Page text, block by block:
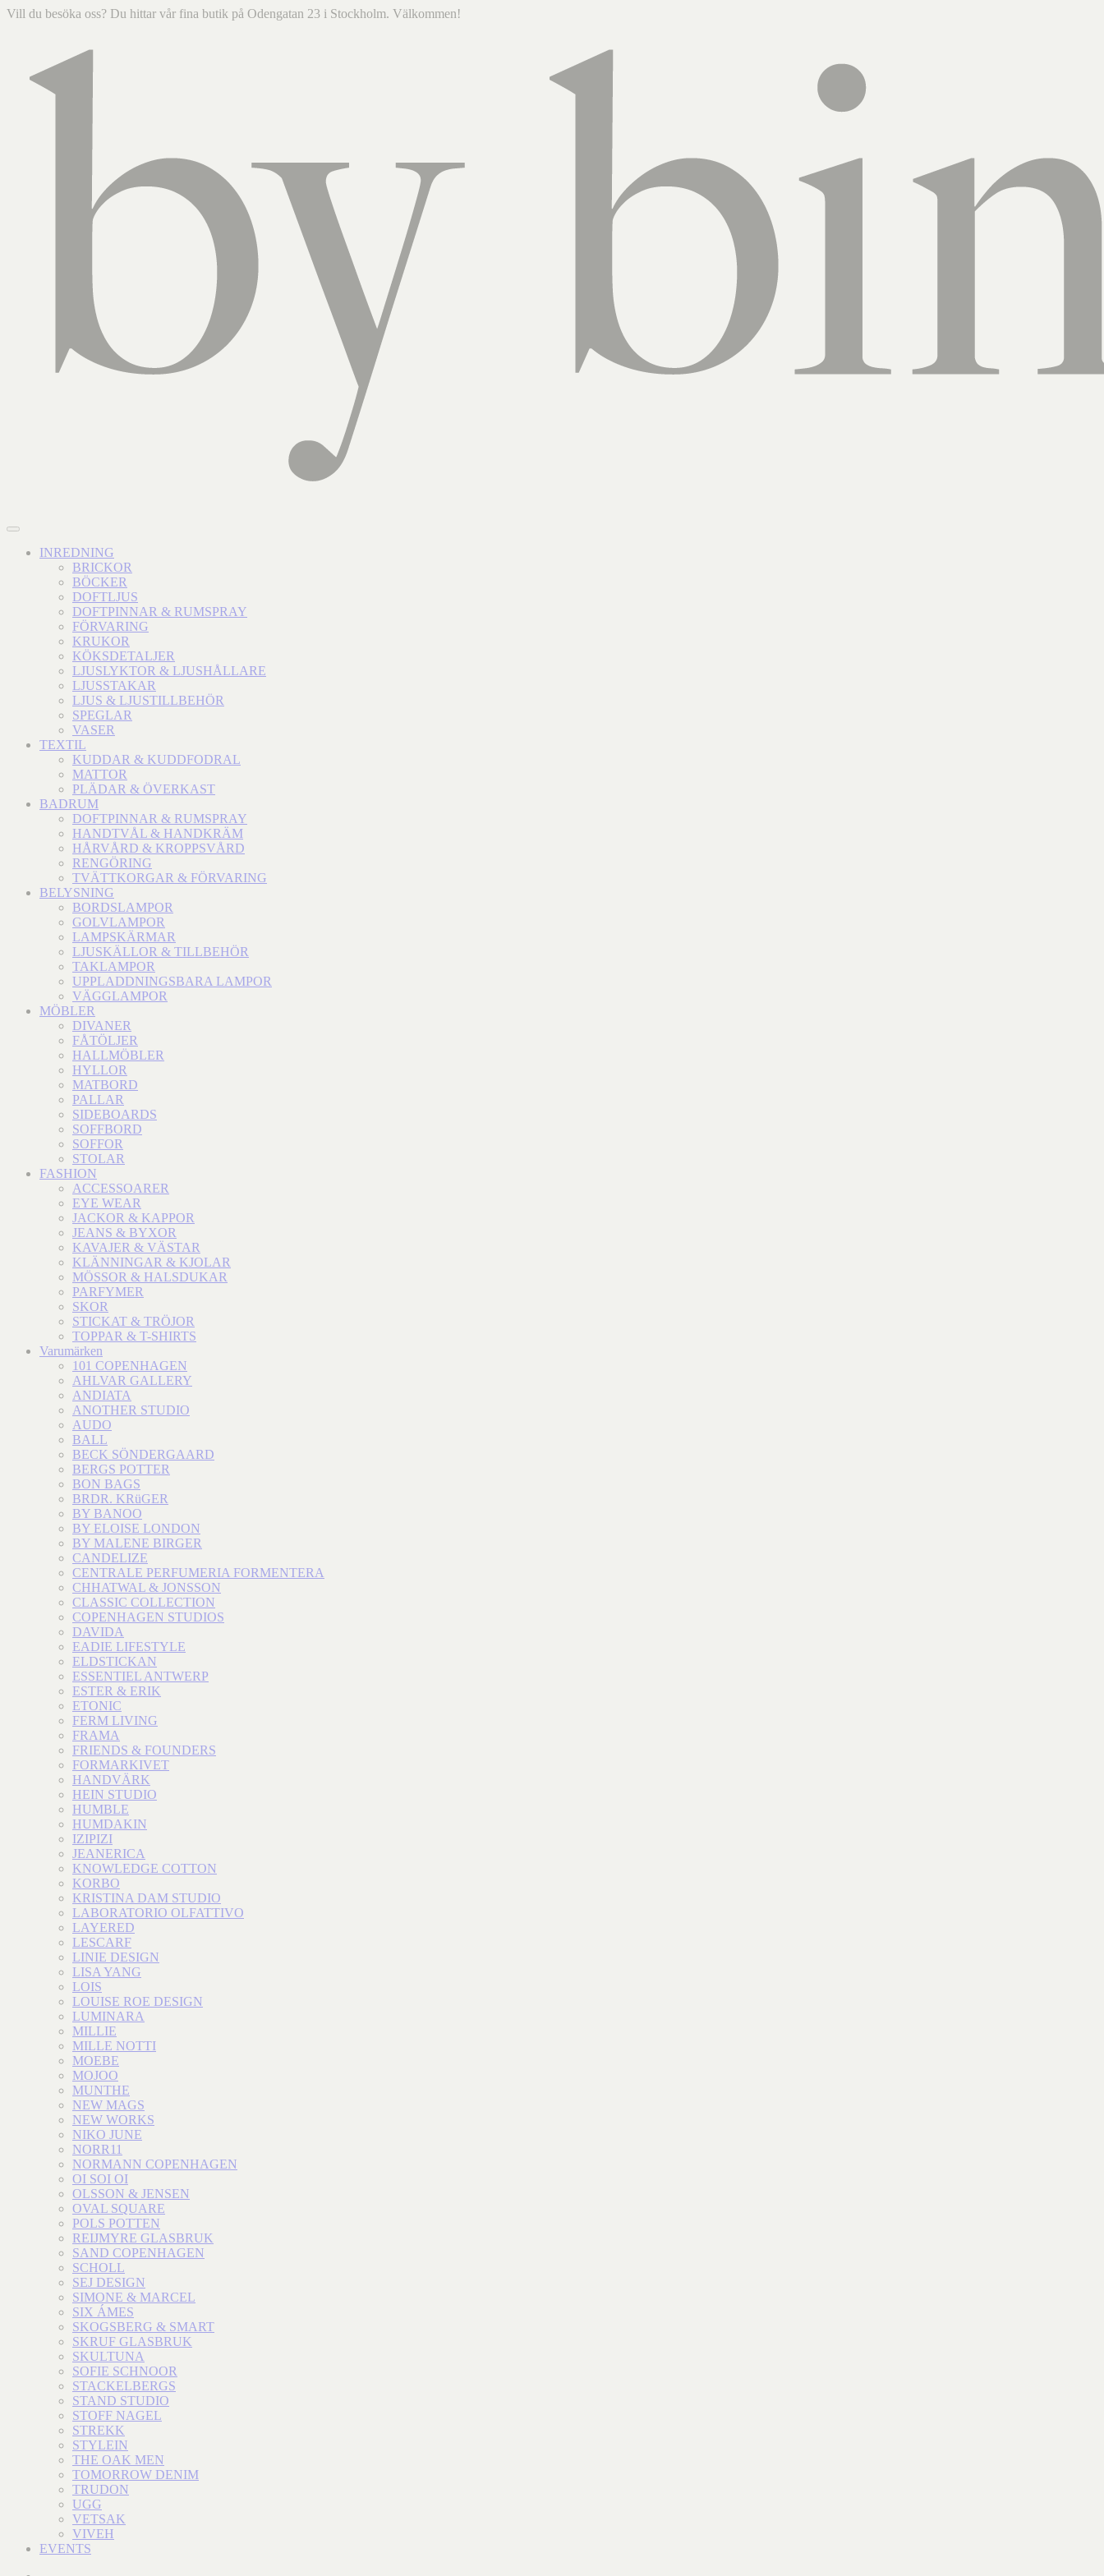
Vill du besöka oss? Du hittar vår fina butik på Odengatan 23 i Stockholm. Välkommen!
INREDNING
BRICKOR
BÖCKER
DOFTLJUS
DOFTPINNAR & RUMSPRAY
FÖRVARING
KRUKOR
KÖKSDETALJER
LJUSLYKTOR & LJUSHÅLLARE
LJUSSTAKAR
LJUS & LJUSTILLBEHÖR
SPEGLAR
VASER
TEXTIL
KUDDAR & KUDDFODRAL
MATTOR
PLÄDAR & ÖVERKAST
BADRUM
DOFTPINNAR & RUMSPRAY
HANDTVÅL & HANDKRÄM
HÅRVÅRD & KROPPSVÅRD
RENGÖRING
TVÄTTKORGAR & FÖRVARING
BELYSNING
BORDSLAMPOR
GOLVLAMPOR
LAMPSKÄRMAR
LJUSKÄLLOR & TILLBEHÖR
TAKLAMPOR
UPPLADDNINGSBARA LAMPOR
VÄGGLAMPOR
MÖBLER
DIVANER
FÅTÖLJER
HALLMÖBLER
HYLLOR
MATBORD
PALLAR
SIDEBOARDS
SOFFBORD
SOFFOR
STOLAR
FASHION
ACCESSOARER
EYE WEAR
JACKOR & KAPPOR
JEANS & BYXOR
KAVAJER & VÄSTAR
KLÄNNINGAR & KJOLAR
MÖSSOR & HALSDUKAR
PARFYMER
SKOR
STICKAT & TRÖJOR
TOPPAR & T-SHIRTS
Varumärken
101 COPENHAGEN
AHLVAR GALLERY
ANDIATA
ANOTHER STUDIO
AUDO
BALL
BECK SÖNDERGAARD
BERGS POTTER
BON BAGS
BRDR. KRüGER
BY BANOO
BY ELOISE LONDON
BY MALENE BIRGER
CANDELIZE
CENTRALE PERFUMERIA FORMENTERA
CHHATWAL & JONSSON
CLASSIC COLLECTION
COPENHAGEN STUDIOS
DAVIDA
EADIE LIFESTYLE
ELDSTICKAN
ESSENTIEL ANTWERP
ESTER & ERIK
ETONIC
FERM LIVING
FRAMA
FRIENDS & FOUNDERS
FORMARKIVET
HANDVÄRK
HEIN STUDIO
HUMBLE
HUMDAKIN
IZIPIZI
JEANERICA
KNOWLEDGE COTTON
KORBO
KRISTINA DAM STUDIO
LABORATORIO OLFATTIVO
LAYERED
LESCARF
LINIE DESIGN
LISA YANG
LOIS
LOUISE ROE DESIGN
LUMINARA
MILLIE
MILLE NOTTI
MOEBE
MOJOO
MUNTHE
NEW MAGS
NEW WORKS
NIKO JUNE
NORR11
NORMANN COPENHAGEN
OI SOI OI
OLSSON & JENSEN
OVAL SQUARE
POLS POTTEN
REIJMYRE GLASBRUK
SAND COPENHAGEN
SCHOLL
SEJ DESIGN
SIMONE & MARCEL
SIX ÁMES
SKOGSBERG & SMART
SKRUF GLASBRUK
SKULTUNA
SOFIE SCHNOOR
STACKELBERGS
STAND STUDIO
STOFF NAGEL
STREKK
STYLEIN
THE OAK MEN
TOMORROW DENIM
TRUDON
UGG
VETSAK
VIVEH
EVENTS